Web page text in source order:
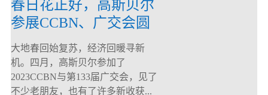
春日花正好，高斯贝尔
参展CCBN、广交会圆
满落幕！
大地春回始复苏，经济回暖寻新
机。四月，高斯贝尔参加了
2023CCBN与第133届广交会，见了
不少老朋友，也有了许多新收获...